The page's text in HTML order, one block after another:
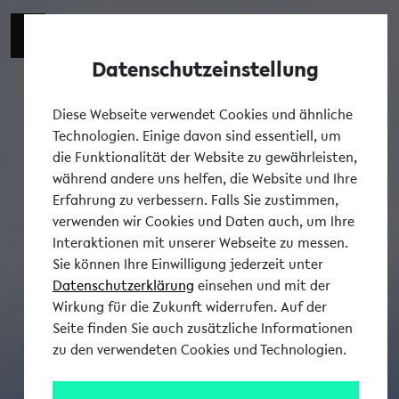
Datenschutzeinstellung
Diese Webseite verwendet Cookies und ähnliche
Technologien. Einige davon sind essentiell, um
die Funktionalität der Website zu gewährleisten,
während andere uns helfen, die Website und Ihre
Erfahrung zu verbessern. Falls Sie zustimmen,
verwenden wir Cookies und Daten auch, um Ihre
Interaktionen mit unserer Webseite zu messen.
Sie können Ihre Einwilligung jederzeit unter
Datenschutzerklärung einsehen und mit der
Wirkung für die Zukunft widerrufen. Auf der
Seite finden Sie auch zusätzliche Informationen
zu den verwendeten Cookies und Technologien.